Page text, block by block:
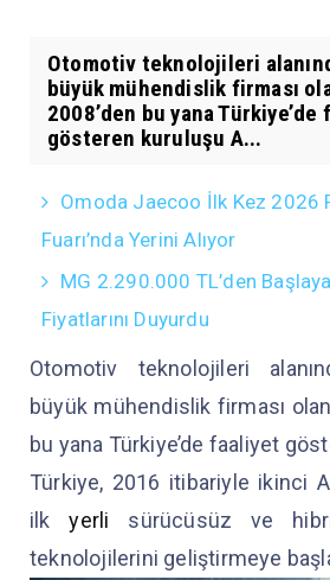
Otomotiv teknolojileri
büyük mühendislik firması
2008’den bu yana Türkiye’de
gösteren kuruluşu A...
Omoda Jaecoo İlk Kez 2026
Fuarı’nda Yerini Alıyor
MG 2.290.000 TL’den
Fiyatlarını Duyurdu
Otomotiv teknolojileri
büyük mühendislik firması olan
bu yana Türkiye’de faaliyet
Türkiye, 2016 itibariyle ikinci
ilkyerli sürücüsüz ve
teknolojilerini geliştirmeye